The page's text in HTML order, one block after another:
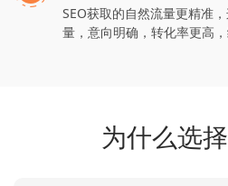
SEO获取的自然流量更精准
量，意向明确，转化率更高
为什么选